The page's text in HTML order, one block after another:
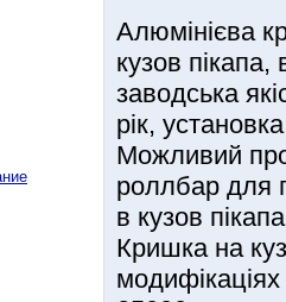
Алюмінієва
кузов пікапа,
заводська
рік,
Можливий
роллбар для
в кузов
Кришка на